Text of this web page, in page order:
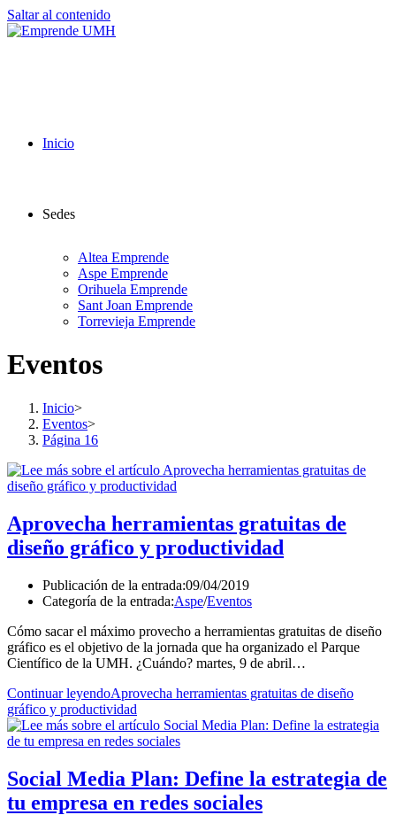
Saltar al contenido
Inicio
Sedes
Altea Emprende
Aspe Emprende
Orihuela Emprende
Sant Joan Emprende
Torrevieja Emprende
Eventos
Inicio>
Eventos>
Página 16
Aprovecha herramientas gratuitas de
diseño gráfico y productividad
Publicación de la entrada:09/04/2019
Categoría de la entrada:Aspe/Eventos
Cómo sacar el máximo provecho a herramientas gratuitas de diseño
gráfico es el objetivo de la jornada que ha organizado el Parque
Científico de la UMH. ¿Cuándo? martes, 9 de abril…
Continuar leyendoAprovecha herramientas gratuitas de diseño
gráfico y productividad
Social Media Plan: Define la estrategia de
tu empresa en redes sociales